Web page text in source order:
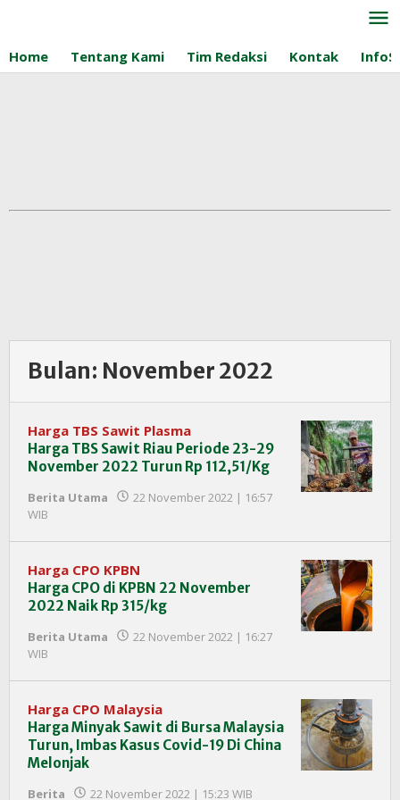
konten
Home Tentang Kami Tim Redaksi Kontak
Bulan: November 2022
Harga TBS Sawit Plasma
Harga TBS Sawit Riau Periode 23-29
November 2022 Turun Rp 112,51/Kg
Berita Utama
22 November 2022 | 16:57
WIB
InfoSAWIT
Harga CPO KPBN
Harga CPO di KPBN 22 November
2022 Naik Rp 315/kg
Berita Utama
22 November 2022 | 16:27
WIB
InfoSAWIT
Harga CPO Malaysia
Harga Minyak Sawit di Bursa Malaysia
Turun, Imbas Kasus Covid-19 Di China
Melonjak
Berita 22 November 2022 | 15:23 WIB